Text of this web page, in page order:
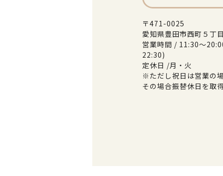
〒471-0025
愛知県豊田市西町５丁
営業時間 / 11:30～
22:30)
定休日 /月・火
※ただし祝日は営業の
その場合振替休日を取